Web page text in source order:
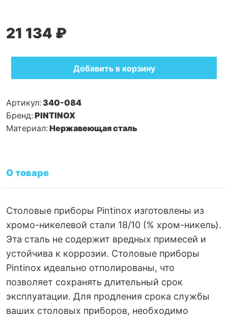
21 134 ₽
Добавить в корзину
Артикул: 340-084
Бренд: PINTINOX
Материал: Нержавеющая сталь
О товаре
Столовые приборы Pintinox изготовлены из
хромо-никелевой стали 18/10 (% хром-никель).
Эта сталь не содержит вредных примесей и
устойчива к коррозии. Столовые приборы
Pintinox идеально отполированы, что
позволяет сохранять длительный срок
эксплуатации. Для продления срока службы
ваших столовых приборов, необходимо